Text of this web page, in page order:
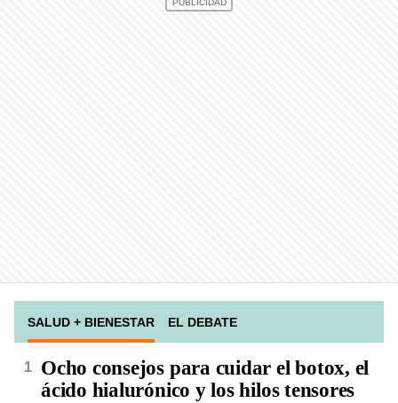
SALUD + BIENESTAR EL DEBATE
Ocho consejos para cuidar el botox, el
ácido hialurónico y los hilos tensores